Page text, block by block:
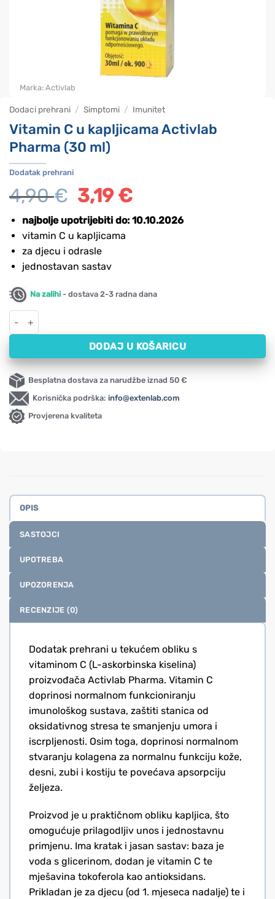
Dodaci prehrani / Simptomi / Imunitet
Vitamin C u kapljicama Activlab
Pharma (30 ml)
Dodatak prehrani
4,90€
Izvorna
cijena
bila
je:
4,90 €.
3,19€Trenutna
je:
najbolje upotrijebiti do: 10.10.2026
vitamin C u kapljicama
za djecu i odrasle
jednostavan sastav
Na zalihi - dostava 2-3 radna dana
DODAJ U KOŠARICU
Besplatna dostava za narudžbe iznad 50 €
Korisnička podrška: info@extenlab.com
Provjerena kvaliteta
Marka: Activlab
OPIS
SASTOJCI
UPOTREBA
UPOZORENJA
RECENZIJE (0)
Dodatak prehrani u tekućem obliku s
vitaminom C (L-askorbinska kiselina)
proizvođača Activlab Pharma. Vitamin C
doprinosi normalnom funkcioniranju
imunološkog sustava, zaštiti stanica od
oksidativnog stresa te smanjenju umora i
iscrpljenosti. Osim toga, doprinosi normalnom
stvaranju kolagena za normalnu funkciju kože,
desni, zubi i kostiju te povećava apsorpciju
željeza.
Proizvod je u praktičnom obliku kapljica, što
omogućuje prilagodljiv unos i jednostavnu
primjenu. Ima kratak i jasan sastav: baza je
voda s glicerinom, dodan je vitamin C te
mješavina tokoferola kao antioksidans.
Prikladan je za djecu (od 1. mjeseca nadalje) te i